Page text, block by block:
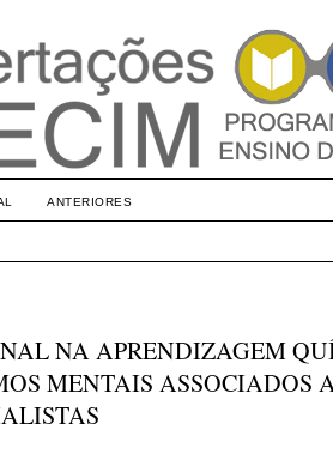
ANTERIORES
NA APRENDIZAGEM
MENTAIS ASSOCIADOS